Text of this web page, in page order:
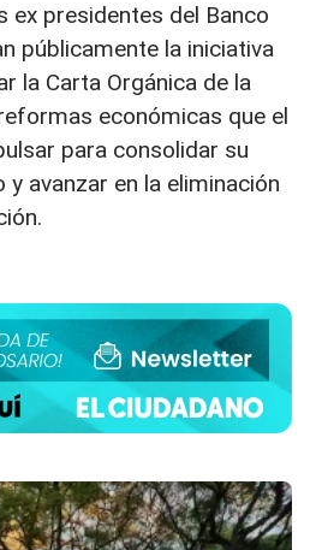
ex presidentes del Banco
públicamente la iniciativa
la Carta Orgánica de la
económicas que el
para consolidar su
avanzar en la eliminación